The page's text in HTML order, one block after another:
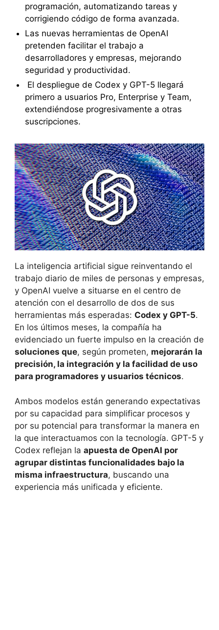
programación, automatizando tareas y
corrigiendo código de forma avanzada.
Las nuevas herramientas de OpenAI
pretenden facilitar el trabajo a
desarrolladores y empresas, mejorando
seguridad y productividad.
El despliegue de Codex y GPT-5 llegará
primero a usuarios Pro, Enterprise y Team,
extendiéndose progresivamente a otras
suscripciones.
La inteligencia artificial sigue reinventando el
trabajo diario de miles de personas y empresas,
y OpenAI vuelve a situarse en el centro de
atención con el desarrollo de dos de sus
herramientas más esperadas: Codex y GPT-5.
En los últimos meses, la compañía ha
evidenciado un fuerte impulso en la creación de
soluciones que, según prometen, mejorarán la
precisión, la integración y la facilidad de uso
para programadores y usuarios técnicos.
Ambos modelos están generando expectativas
por su capacidad para simplificar procesos y
por su potencial para transformar la manera en
la que interactuamos con la tecnología. GPT-5 y
Codex reflejan la apuesta de OpenAI por
agrupar distintas funcionalidades bajo la
misma infraestructura, buscando una
experiencia más unificada y eficiente.